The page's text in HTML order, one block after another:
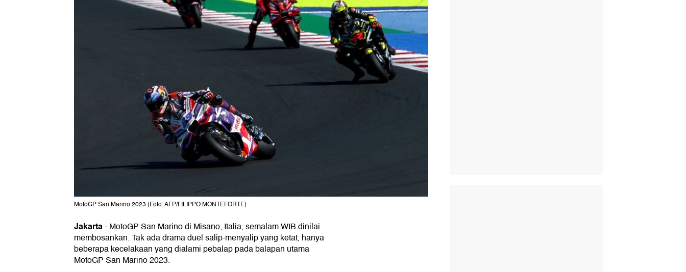
MotoGP San Marino 2023 (Foto: AFP/FILIPPO MONTEFORTE)
Jakarta-MotoGP San Marino di Misano, Italia, semalam WIB dinilai
membosankan. Tak ada drama duel salip-menyalip yang ketat, hanya
beberapa kecelakaan yang dialami pebalap pada balapan utama
MotoGP San Marino 2023.